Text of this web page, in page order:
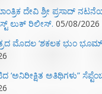
ದೇವಿ ಶ್ರೀ ಪ್ರಸಾದ್
ಲುಕ್‌ ರಿಲೀಸ್. 05/08/2026
ಮೊದಲ‌ ‘ಶಕಲಕ ಭುಂ‌
‘ಅನಿರೀಕ್ಷಿತ ಅತಿಥಿಗಳು”